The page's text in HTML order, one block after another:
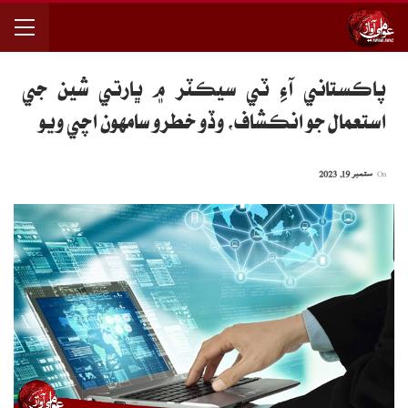
پاڪستاني آءِ ٽي سيڪٽر ۾ ڀارتي شين جي
استعمال جو انڪشاف، وڏو خطرو سامهون اچي ويو